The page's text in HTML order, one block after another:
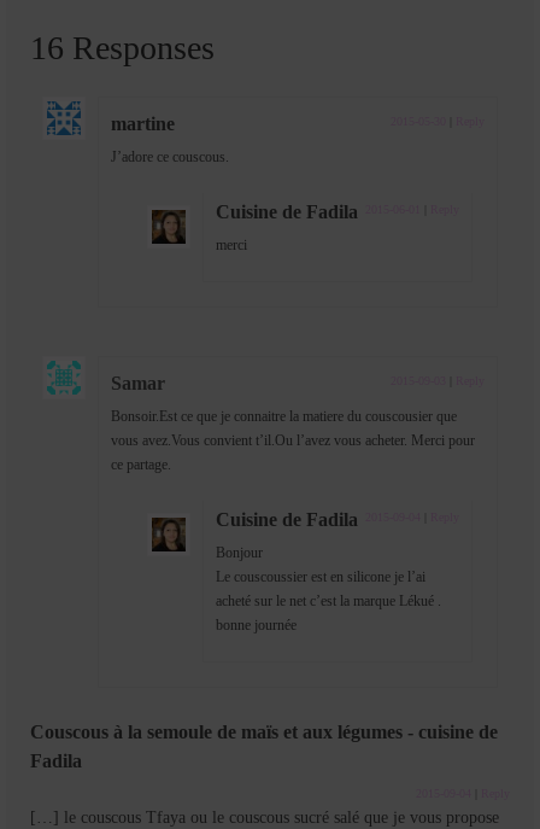
16 Responses
martine
J’adore ce couscous.
Cuisine de Fadila
merci
Samar
Bonsoir.Est ce que je connaitre la matiere du couscousier que
vous avez.Vous convient t’il.Ou l’avez vous acheter. Merci pour
ce partage.
Cuisine de Fadila
Bonjour
Le couscoussier est en silicone je l’ai
acheté sur le net c’est la marque Lékué .
bonne journée
Couscous à la semoule de maïs et aux légumes - cuisine de
Fadila
[…] le couscous Tfaya ou le couscous sucré salé que je vous propose